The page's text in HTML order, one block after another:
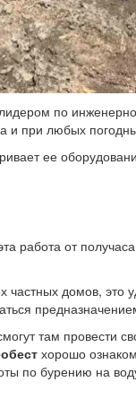
по
и при любых
ее
работа от
домов, это
там провести
хорошо
по бурению на